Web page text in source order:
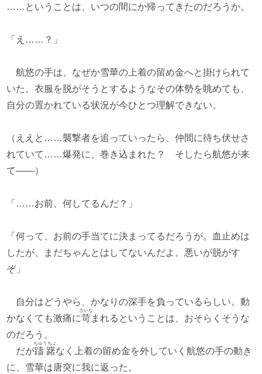
……ということは、いつの間にか帰ってきたのだろうか。
「え……？」
航悠の手は、なぜか雪華の上着の留め金へと掛けられて
いた。衣服を脱がそうとするようなその体勢を眺めても、
自分の置かれている状況が今ひとつ理解できない。
（ええと……襲撃者を追っていったら、仲間に待ち伏せさ
れていて……爆発に、巻き込まれた？ そしたら航悠が来
て――）
「……お前、何してるんだ？」
「何って、お前の手当てに決まってるだろうが。血止めは
したが、まだちゃんとはしてないんだよ。悪いが脱がす
ぞ」
自分はどうやら、かなりの深手を負っているらしい。動
かなくても激痛に苛
さいな
まれるということは、おそらくそうな
のだろう。
だが躊躇
ちゅうちょ
なく上着の留め金を外していく航悠の手の動き
に、雪華は唐突に我に返った。